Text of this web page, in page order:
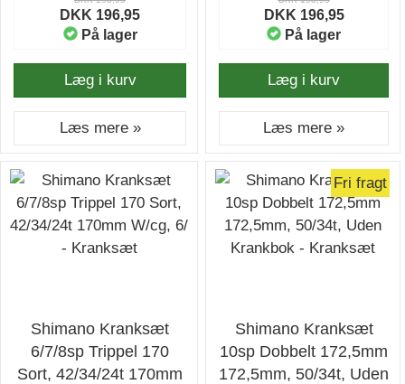
DKK 196,95
På lager
Læg i kurv
Læs mere »
DKK 196,95
På lager
Læg i kurv
Læs mere »
Shimano Kranksæt
6/7/8sp Trippel 170
Sort, 42/34/24t 170mm
Fri fragt
Shimano Kranksæt
10sp Dobbelt 172,5mm
172,5mm, 50/34t, Uden